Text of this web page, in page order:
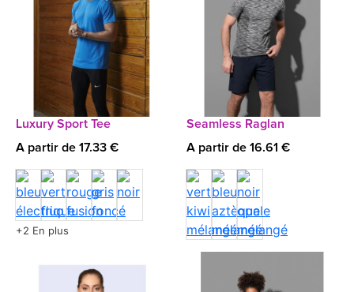
Luxury Sport Tee
A partir de 17.33 €
+2 En plus
Seamless Raglan
A partir de 16.61 €